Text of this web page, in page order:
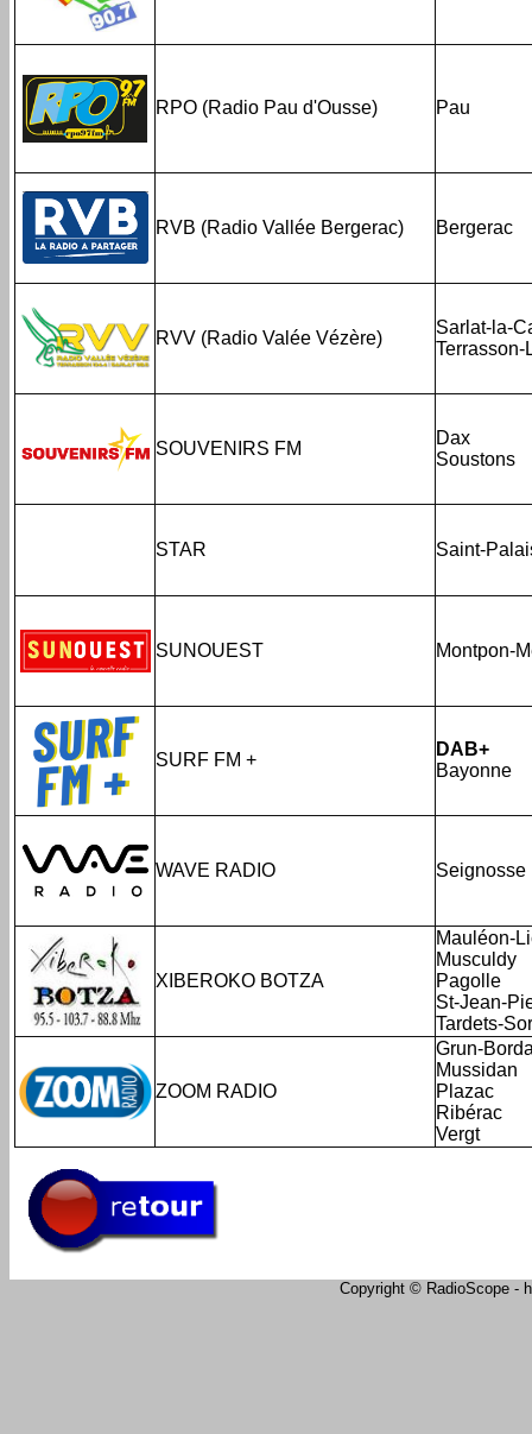
RPO (Radio Pau d'Ousse) Pau
RVB (Radio Vallée Bergerac) Bergerac
RVV (Radio Valée Vézère)
Sarlat-la-
SOUVENIRS FM
Dax
Soustons
STAR Saint-
SUNOUEST Montpon-
SURF FM +
DAB+
Bayonne
WAVE RADIO Seignosse
XIBEROKO BOTZA
Mauléon-
Musculdy
Pagolle
St-Jean-
Tardets-
ZOOM RADIO
Grun-
Mussidan
Plazac
Ribérac
Vergt
Copyright © RadioScope -